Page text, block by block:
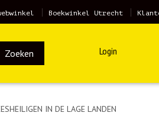
Boekwinkel Utrecht
Zoeken Login
IN DE LAGE LANDEN